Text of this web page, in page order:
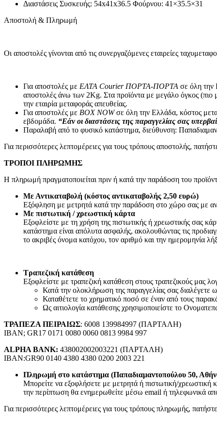
Μπαταριοθήκες
Αλκαλικές Μπαταρίες
Μπαταρίες Μολύβδου
Τροφοδοτικά
Επίγεια – Δορυφορική Λήψη
Επίγεια – Δορυφορική Λήψη
Κεραίες Εξωτερικές
Κεραίες Εσωτερικές
Ψηφιακοί Δέκτες
Πεδιόμετρα
Διακλαδωτές – Splitter
Καλώδια Κεραίας
Εικόνα – Ήχος
Συσκευές Εικόνας
Τηλεοράσεις
TV Box
Ψηφιακές Βιντεοκάμερες
Παιδικές Κάμερες
Τηλεχειριστήρια TV
Συσκευές Ήχου
Πικάπ
Ραδιόφωνα
CD Players/Hi-Fi
MP3 & MP4 Players
Φορητά ηχεία
Αξεσουάρ Εικόνας & Ήχου
CD/DVD Δίσκοι
Ακουστικά
Μετατροπείς
Βάσεις TV & Ηχείων
Καλώδια-Adaptors AV
2.50mm²-3.50mm²-6.30mm² (JACK)
Scart
Καλώδια Οπτικής Ίνας (Toslink)
Διαστάσεις Συσκευής: 54x41x36.5 Φούρνου: 41×35.5×31
Αποστολή & Πληρωμή
Οι αποστολές γίνονται από τις συνεργαζόμενες εταιρείες
Για αποστολές με ΕΛΤΑ Courier ΠΟΡΤΑ-ΠΟΡΤΑ σε όλη την
αποστολές άνω των 2Κg. Στα προϊόντα με μεγάλο όγκος
την εταιρία μεταφοράς απευθείας.
Για αποστολές με BOX NOWσε όλη την Ελλάδα, κόστος
εβδομάδα. “Εάν οι διαστάσεις της παραγγελίας σας
Παραλαβή από το φυσικό κατάστημα, διεύθυνση:
Για περισσότερες λεπτομέρειες για τους τρόπους αποστολής,
ΤΡΟΠΟΙ ΠΛΗΡΩΜΗΣ
Η πληρωμή πραγματοποιείται πριν ή κατά την παράδοση του
Με Αντικαταβολή (κόστος αντικαταβολής 2,50 ευρώ)
Εξόφληση με μετρητά κατά την παράδοση στο χώρο σας με
Με πιστωτική / χρεωστική κάρτα
Εξοφλείστε με τη χρήση της πιστωτικής ή χρεωστικής σας
κατάστημα είναι απόλυτα ασφαλής, ακολουθώντας τις
το ακριβές όνομα κατόχου, τον αριθμό και την ημερομηνία
Τραπεζική κατάθεση
Εξοφλείστε με τραπεζική κατάθεση στους τραπεζικούς μας
Κατά την ολοκλήρωση της παραγγελίας σας
Καταθέτετε το χρηματικό ποσό σε έναν από τους
Ως αιτιολογία κατάθεσης χρησιμοποιείστε το
ΤΡΑΠΕΖΑ ΠΕΙΡΑΙΩΣ: 6008 139984997 (ΠΑΡΤΑΛΗ)
IBAN; GR17 0171 0080 0060 0813 9984 997
ALPHA BANK: 438002002003221 (ΠΑΡΤΑΛΗ)
IBAN:GR90 0140 4380 4380 0200 2003 221
Πληρωμή στο κατάστημα (Παπαδιαμαντοπούλου 50,
Μπορείτε να εξοφλήσετε με μετρητά ή πιστωτική/
την περίπτωση θα ενημερωθείτε μέσω email ή τηλεφωνικά
Για περισσότερες λεπτομέρειες για τους τρόπους πληρωμής, πατήστε